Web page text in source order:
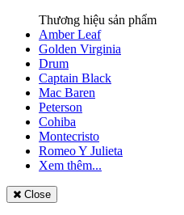
Thương hiệu sản phẩm
Amber Leaf
Golden Virginia
Drum
Captain Black
Mac Baren
Peterson
Cohiba
Montecristo
Romeo Y Julieta
Xem thêm...
Close